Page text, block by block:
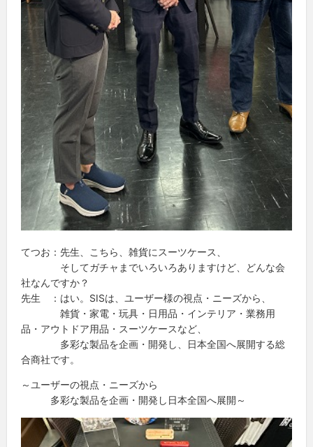
てつお：先生、こちら、雑貨にスーツケース、
そしてガチャまでいろいろありますけど、どんな会
社なんですか？
先生 ：はい。SISは、ユーザー様の視点・ニーズから、
雑貨・家電・玩具・日用品・インテリア・業務用
品・アウトドア用品・スーツケースなど、
多彩な製品を企画・開発し、日本全国へ展開する総
合商社です。
～ユーザーの視点・ニーズから
多彩な製品を企画・開発し日本全国へ展開～